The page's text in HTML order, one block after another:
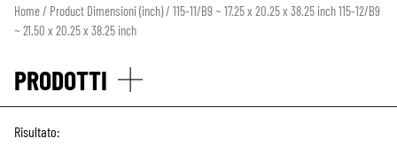
Home/ Product Dimensioni (inch) / 115-11/B9 ~ 17.25 x 20.25 x 38.25 inch 115-12/B9
~ 21.50 x 20.25 x 38.25 inch
PRODOTTI
Risultato: